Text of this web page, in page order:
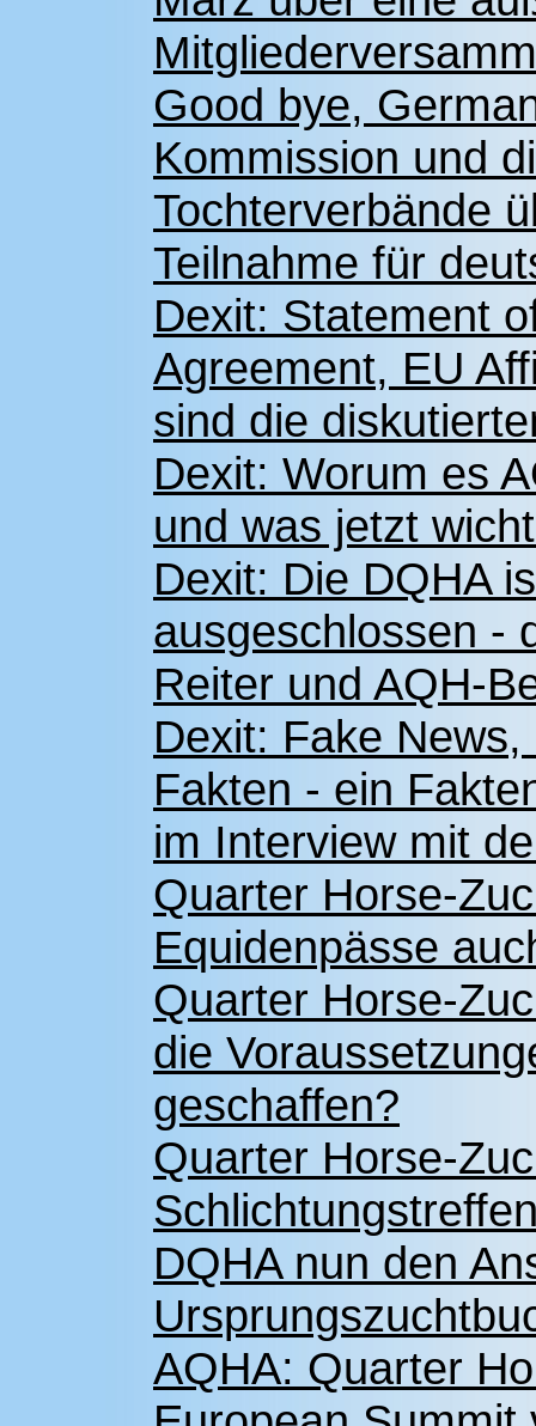
Good bye,
Kommission und
Tochterverbände
Teilnahme für
Dexit: Statement
Agreement, EU
sind die
Dexit: Worum es
und was jetzt
Dexit: Die DQHA
ausgeschlossen -
Reiter und AQH-
Dexit: Fake
Fakten - ein
im Interview mit
Quarter Horse-
Equidenpässe
Quarter Horse-
die
geschaffen?
Quarter Horse-
DQHA nun den
AQHA: Quarter